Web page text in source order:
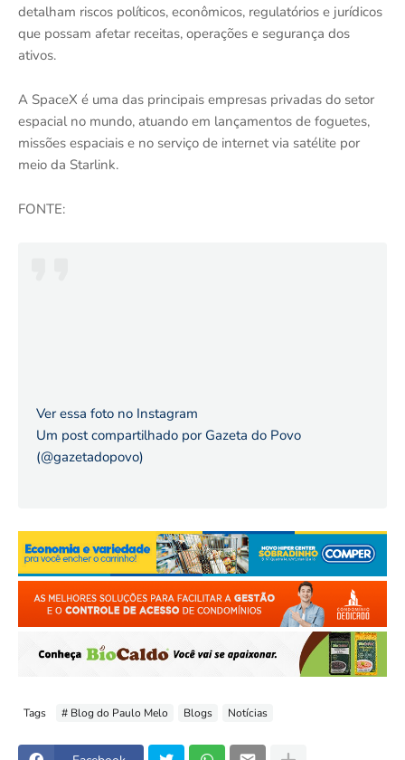
detalham riscos políticos, econômicos, regulatórios e jurídicos
que possam afetar receitas, operações e segurança dos
ativos.
A SpaceX é uma das principais empresas privadas do setor
espacial no mundo, atuando em lançamentos de foguetes,
missões espaciais e no serviço de internet via satélite por
meio da Starlink.
FONTE:
Ver essa foto no Instagram
Um post compartilhado por Gazeta do Povo
(@gazetadopovo)
Tags # Blog do Paulo Melo Blogs Notícias